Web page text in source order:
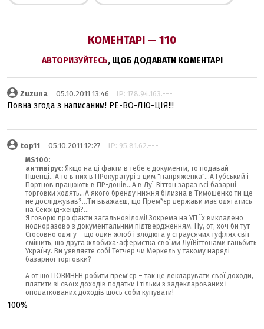
КОМЕНТАРІ — 110
АВТОРИЗУЙТЕСЬ, ЩОБ ДОДАВАТИ КОМЕНТАРІ
Zuzuna _ 05.10.2011 13:46 IP: 178.94.163.---
Повна згода з написаним! РЕ-ВО-ЛЮ-ЦІЯ!!!
top11 _ 05.10.2011 12:27 IP: 95.81.62.---
MS100:
антивірус: Якщо на ці факти в тебе є документи, то подавай
Пшенці...А то в них в ПРокуратурі з цим "напряженка"...А Губський і
Портнов працюють в ПР-донів...А в Луї Віттон зараз всі базарні
торговки ходять...А якого бренду нижня білизна в Тимошенко ти ще
не досліджував?...Ти вважаєш, що Прем*єр держави має одягатись
на Секонд-хенді?...
Я говорю про факти загальновідомі! Зокрема на УП їх викладено
нодноразово з документальним підтвердженням. Ну, от, хоч би тут
Стосовно одягу – що один жлоб і злодюга у страусячих туфлях світ
смішить, що друга жлобиха-аферистка своїми ЛуїВіттонами ганьбить
Україну. Ви уявляєте собі Тетчер чи Меркель у такому наряді
базарної торговки?
А от що ПОВИНЕН робити прем'єр – так це декларувати свої доходи,
платити зі своїх доходів податки і тільки з задекларованих і
оподаткованих доходів щось соби купувати!
100%